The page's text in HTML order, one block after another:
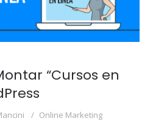
“Cursos en
Online Marketing